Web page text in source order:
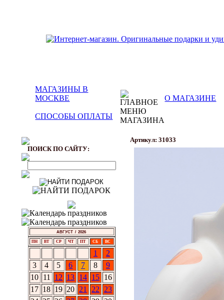
МАГАЗИНЫ В
МОСКВЕ
О МАГАЗИНЕ
СПОСОБЫ ОПЛАТЫ
ПОИСК ПО САЙТУ:
АВГУСТ / 2026
ПН ВТ СР ЧТ ПТ СБ ВС
1
2
3
4 5 6 7 8
9
10 11 12 13 14 15 16
17 18 19 20 21 22
23
Артикул: 31033